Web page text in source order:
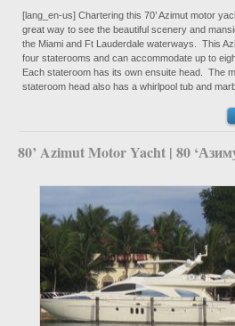
[lang_en-us] Chartering this 70’ Azimut motor
great way to see the beautiful scenery and
the Miami and Ft Lauderdale waterways. This
four staterooms and can accommodate up to
Each stateroom has its own ensuite head. The
stateroom head also has a whirlpool tub and
80’ Azimut Motor Yacht | 80